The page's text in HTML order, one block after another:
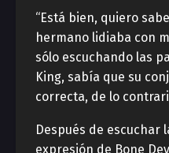
“Está bien, quiero
hermano lidiaba con
sólo escuchando las
King, sabía que su
correcta, de lo
Después de escuchar
expresión de Bone